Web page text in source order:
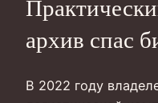
архив спас
В 2022 году